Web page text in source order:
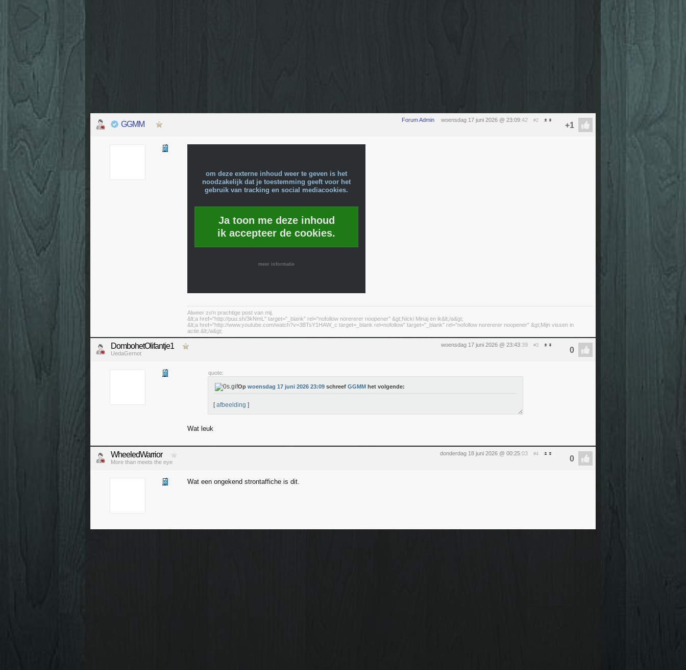
Forum Admin woensdag 17 juni 2026 @ 23:09:42 #2
GGMM
om deze externe inhoud weer te geven is het
noodzakelijk dat je toestemming geeft voor het
gebruik van tracking en social mediacookies.
Ja toon me deze inhoud
ik accepteer de cookies.
meer informatie
Alweer zo'n prachtige post van mij.
&lt;a href="http://puu.sh/3kNmL" target="_blank" rel="nofollow norererer noopener" &gt;Nicki Minaj en ik&lt;/a&gt;
&lt;a href="http://www.youtube.com/watch?v=3BTsY1HAW_c target=_blank rel=nofollow" target="_blank" rel="nofollow norererer noopener" &gt;Mijn vissen in
actie.&lt;/a&gt;
woensdag 17 juni 2026 @ 23:43:39 #3
DombohetOlifantje1
UedaGernot
quote:
Op woensdag 17 juni 2026 23:09 schreef GGMM het volgende:
[afbeelding ]
Wat leuk
donderdag 18 juni 2026 @ 00:25:03 #4
WheeledWarrior
More than meets the eye
Wat een ongekend strontaffiche is dit.